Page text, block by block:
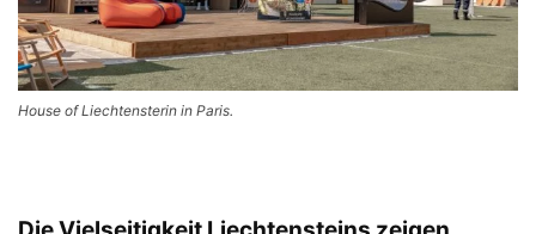
House of Liechtensterin in Paris.